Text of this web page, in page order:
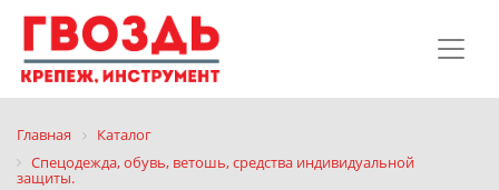
Главная
Каталог
Спецодежда, обувь, ветошь, средства индивидуальной
защиты.